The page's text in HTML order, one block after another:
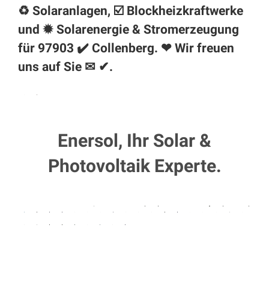
♻ Solaranlagen, ☑️ Blockheizkraftwerke
und ✹ Solarenergie & Stromerzeugung
für 97903 ✔️ Collenberg. ❤ Wir freuen
uns auf Sie ✉ ✔.
Enersol, Ihr Solar &
Photovoltaik Experte.